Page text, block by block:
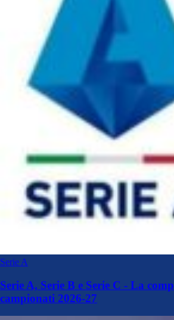
Serie A
Serie A, Serie B e Serie C - La
campionati 2026-27